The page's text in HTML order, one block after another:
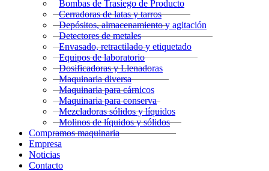
Bombas de Trasiego de Producto
Cerradoras de latas y tarros
Depósitos, almacenamiento y agitación
Detectores de metales
Envasado, retractilado y etiquetado
Equipos de laboratorio
Dosificadoras y Llenadoras
Maquinaria diversa
Maquinaria para cárnicos
Maquinaria para conserva
Mezcladoras sólidos y líquidos
Molinos de líquidos y sólidos
Compramos maquinaria
Empresa
Noticias
Contacto